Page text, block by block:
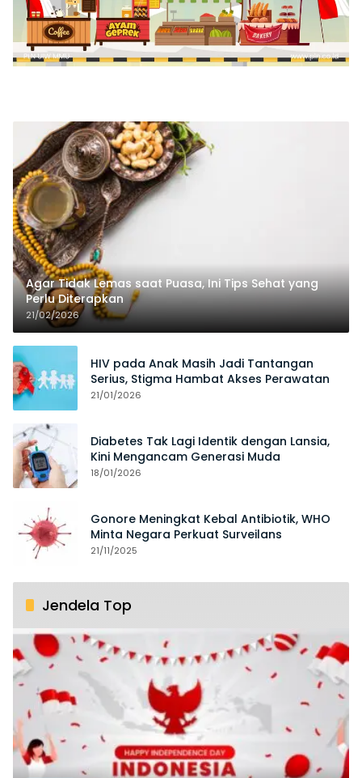
Agar Tidak Lemas saat Puasa, Ini Tips Sehat yang
Perlu Diterapkan
21/02/2026
HIV pada Anak Masih Jadi Tantangan
Serius, Stigma Hambat Akses Perawatan
21/01/2026
Diabetes Tak Lagi Identik dengan Lansia,
Kini Mengancam Generasi Muda
18/01/2026
Gonore Meningkat Kebal Antibiotik, WHO
Minta Negara Perkuat Surveilans
21/11/2025
Jendela Top